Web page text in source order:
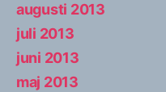
augusti 2013
juli 2013
juni 2013
maj 2013